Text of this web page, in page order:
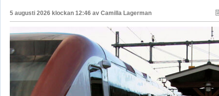
5 augusti 2026 klockan 12:46 av Camilla Lagerman